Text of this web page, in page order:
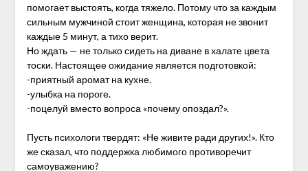
помогает выстоять, когда тяжело. Потому что за каждым
сильным мужчиной стоит женщина, которая не звонит
каждые 5 минут, а тихо верит.
Но ждать — не только сидеть на диване в халате цвета
тоски. Настоящее ожидание является подготовкой:
-приятный аромат на кухне.
-улыбка на пороге.
-поцелуй вместо вопроса «почему опоздал?».
Пусть психологи твердят: «Не живите ради других!». Кто
же сказал, что поддержка любимого противоречит
самоуважению?